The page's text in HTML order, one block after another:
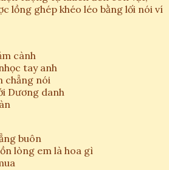
lồng ghép khéo léo bằng lối nói ví
cành
tay anh
chẳng nói
Dương danh
buôn
lòng em là hoa gì